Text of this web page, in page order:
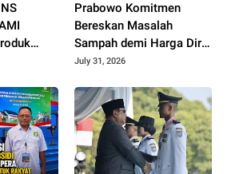
Expo
Prabowo Komitmen
Bereskan Masalah
Sampah demi Harga Diri
Bangsa
July 31, 2026